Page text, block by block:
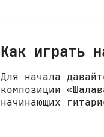
Как играть
Для начала
композиции
начинающих